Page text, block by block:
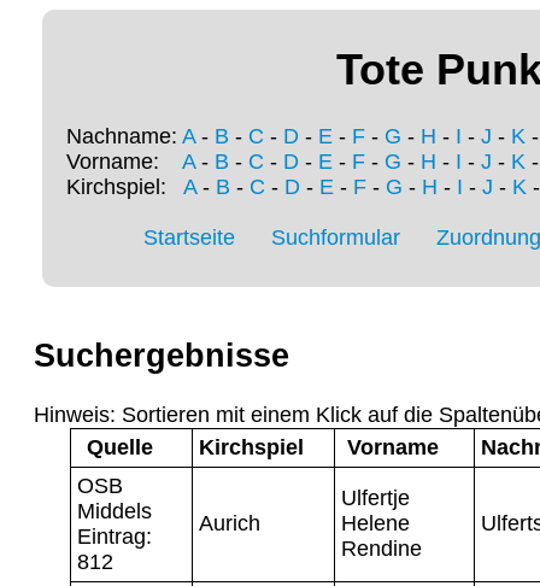
Tote
Nachname: A- B - C - D - E - F - G - H - I - J - K
Vorname: A- B - C - D - E - F - G - H - I - J - K
Kirchspiel: A- B - C - D- E- F- G - H - I - J - K
Startseite Suchformular
Suchergebnisse
Hinweis: Sortieren mit einem Klick auf die
Quelle
Kirchspiel Vorname
OSB
Middels
Eintrag:
812
Aurich
Ulfertje
Helene
Rendine